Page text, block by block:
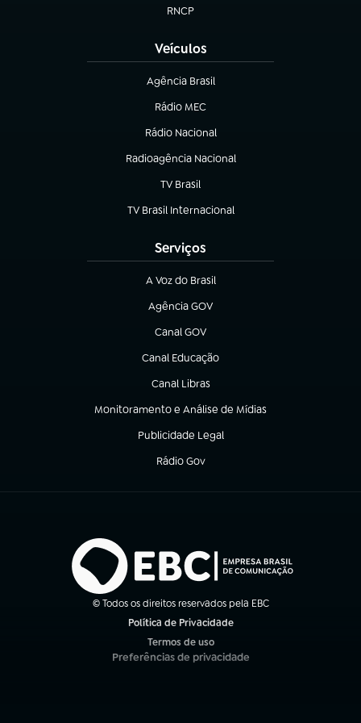
RNCP
(abre em nova aba)
Veículos
Agência Brasil
(abre em nova aba)
Rádio MEC
(abre em nova aba)
Rádio Nacional
Radioagência Nacional
(abre em nova aba)
TV Brasil
(abre em nova aba)
TV Brasil Internacional
(abre em nova aba)
Serviços
A Voz do Brasil
(abre em nova aba)
Agência GOV
(abre em nova aba)
Canal GOV
(abre em nova aba)
Canal Educação
(abre em nova aba)
Canal Libras
(abre em nova aba)
Monitoramento e Análise de Mídias
(abre em nova aba)
Publicidade Legal
(abre em nova aba)
Rádio Gov
(abre em nova aba)
© Todos os direitos reservados pela EBC
Política de Privacidade
Termos de uso
(abre em nova aba)
Preferências de privacidade